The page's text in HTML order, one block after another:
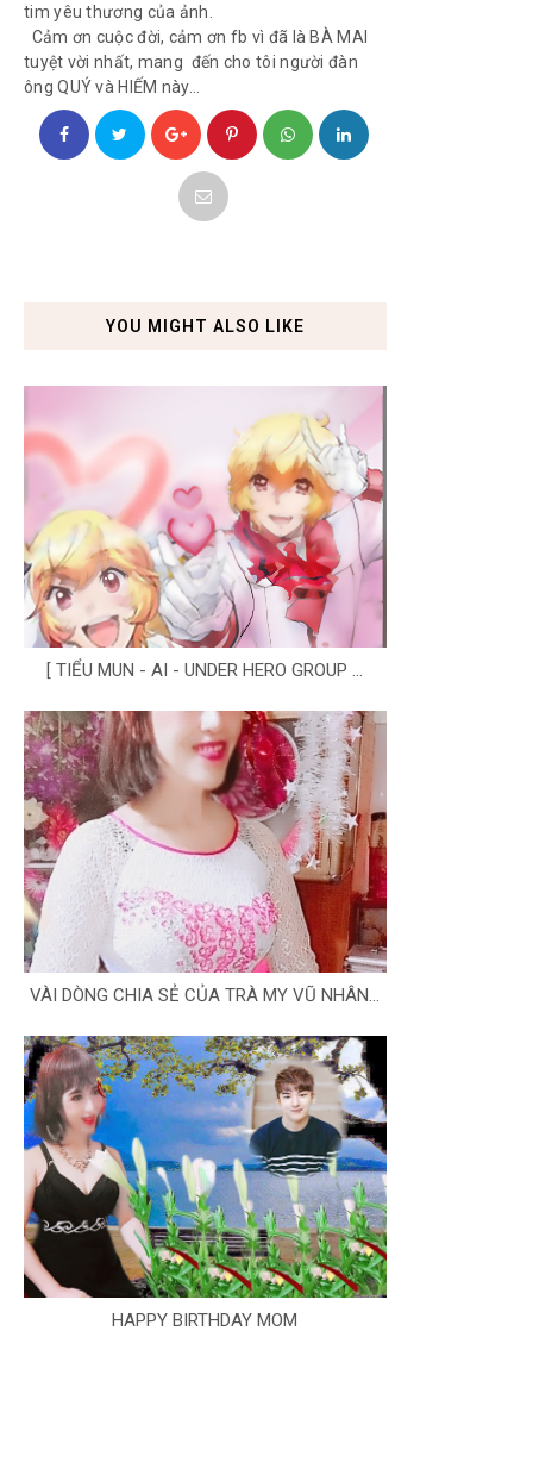
tim yêu thương của ảnh.
Cảm ơn cuộc đời, cảm ơn fb vì đã là BÀ MAI
tuyệt vời nhất, mang đến cho tôi người đàn
ông QUÝ và HIẾM này...
YOU MIGHT ALSO LIKE
[ TIỂU MUN - AI - UNDER HERO GROUP ...
VÀI DÒNG CHIA SẺ CỦA TRÀ MY VŨ NHÂN...
HAPPY BIRTHDAY MOM